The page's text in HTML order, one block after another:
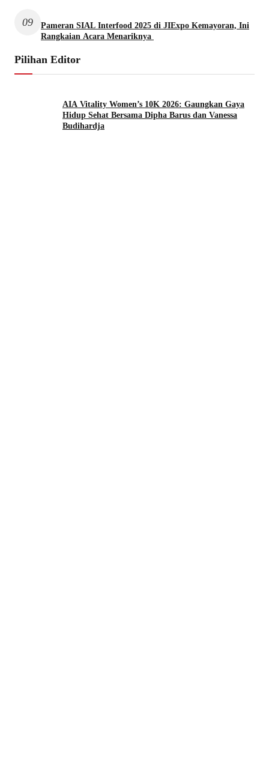
09
Pameran SIAL Interfood 2025 di JIExpo Kemayoran, Ini
Rangkaian Acara Menariknya
Pilihan Editor
AIA Vitality Women’s 10K 2026: Gaungkan Gaya
Hidup Sehat Bersama Dipha Barus dan Vanessa
Budihardja